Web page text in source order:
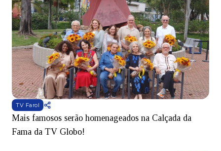
TV Farol
Mais famosos serão homenageados na Calçada da
Fama da TV Globo!